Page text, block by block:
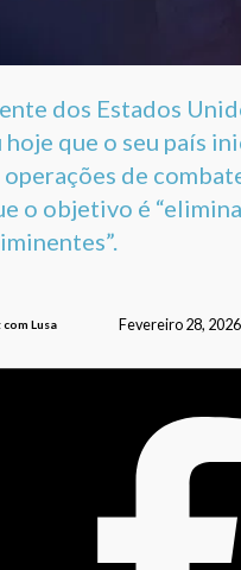
dos Estados
hoje que o seu país
operações de
o objetivo é
Lusa Fevereiro 28, 2026